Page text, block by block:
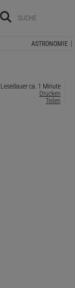
ASTRONOMIE
Lesedauer ca. 1 Minute
Drucken
Teilen